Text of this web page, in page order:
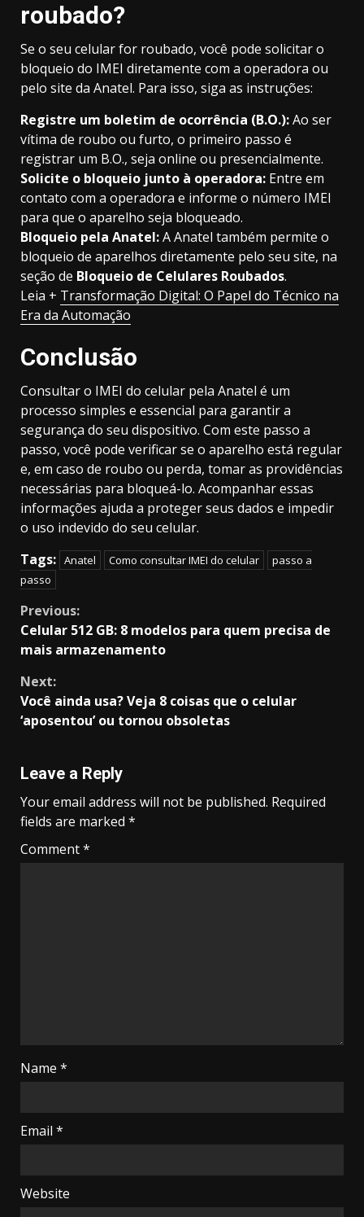
roubado?
Se o seu celular for roubado, você pode solicitar o
bloqueio do IMEI diretamente com a operadora ou
pelo site da Anatel. Para isso, siga as instruções:
Registre um boletim de ocorrência (B.O.):Ao ser
vítima de roubo ou furto, o primeiro passo é
registrar um B.O., seja online ou presencialmente.
Solicite o bloqueio junto à operadora: Entre em
contato com a operadora e informe o número IMEI
para que o aparelho seja bloqueado.
Bloqueio pela Anatel:A Anatel também permite o
bloqueio de aparelhos diretamente pelo seu site, na
seção de Bloqueio de Celulares Roubados.
Leia + Transformação Digital: O Papel do Técnico na
Era da Automação
Conclusão
Consultar o IMEI do celular pela Anatel é um
processo simples e essencial para garantir a
segurança do seu dispositivo. Com este passo a
passo, você pode verificar se o aparelho está regular
e, em caso de roubo ou perda, tomar as providências
necessárias para bloqueá-lo. Acompanhar essas
informações ajuda a proteger seus dados e impedir
o uso indevido do seu celular.
Tags: Anatel Como consultar IMEI do celular
passo a
passo
Continue
Reading
Previous:
Celular 512 GB: 8 modelos para quem precisa de
mais armazenamento
Next:
Você ainda usa? Veja 8 coisas que o celular
‘aposentou’ ou tornou obsoletas
Leave a Reply
Your email address will not be published. Required
fields are marked *
Comment*
Name *
Email *
Website